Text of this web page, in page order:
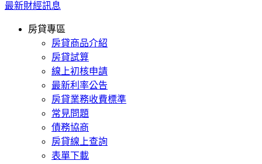
最新財經訊息
房貸專區
房貸商品介紹
房貸試算
線上初核申請
最新利率公告
房貸業務收費標準
常見問題
債務協商
房貸線上查詢
表單下載